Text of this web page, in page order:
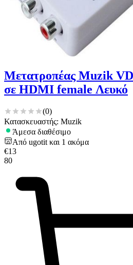
Μετατροπέας Muzik
σε HDMI female Λευκό
(0)
Κατασκευαστής: Muzik
Άμεσα διαθέσιμο
Από ugotit και 1 ακόμα
€13
80